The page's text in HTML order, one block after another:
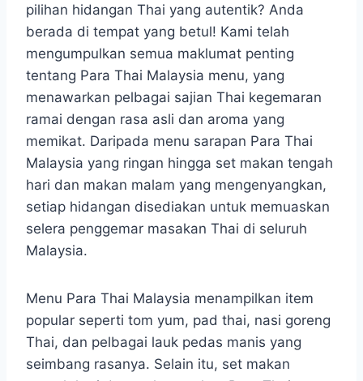
pilihan hidangan Thai yang autentik? Anda
berada di tempat yang betul! Kami telah
mengumpulkan semua maklumat penting
tentang Para Thai Malaysia menu, yang
menawarkan pelbagai sajian Thai kegemaran
ramai dengan rasa asli dan aroma yang
memikat. Daripada menu sarapan Para Thai
Malaysia yang ringan hingga set makan tengah
hari dan makan malam yang mengenyangkan,
setiap hidangan disediakan untuk memuaskan
selera penggemar masakan Thai di seluruh
Malaysia.
Menu Para Thai Malaysia menampilkan item
popular seperti tom yum, pad thai, nasi goreng
Thai, dan pelbagai lauk pedas manis yang
seimbang rasanya. Selain itu, set makan